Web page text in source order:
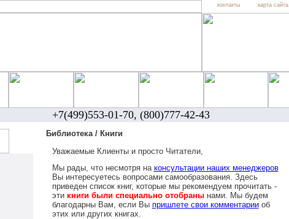
контакты карта сайта
+7(499)553-01-70, (800)777-42-43
Библиотека / Книги
Уважаемые Клиенты и просто Читатели,
Мы рады, что несмотря на консультации наших менеджеров
Вы интересуетесь вопросами самообразования. Здесь
приведен список книг, которые мы рекомендуем прочитать -
эти книги были специально отобранынами. Мы будем
благодарны Вам, если Вы пришлете свои комментарииоб
этих или других книгах.